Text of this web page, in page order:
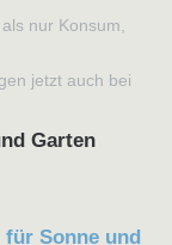
nur Konsum,
jetzt auch bei
Garten
Sonne und